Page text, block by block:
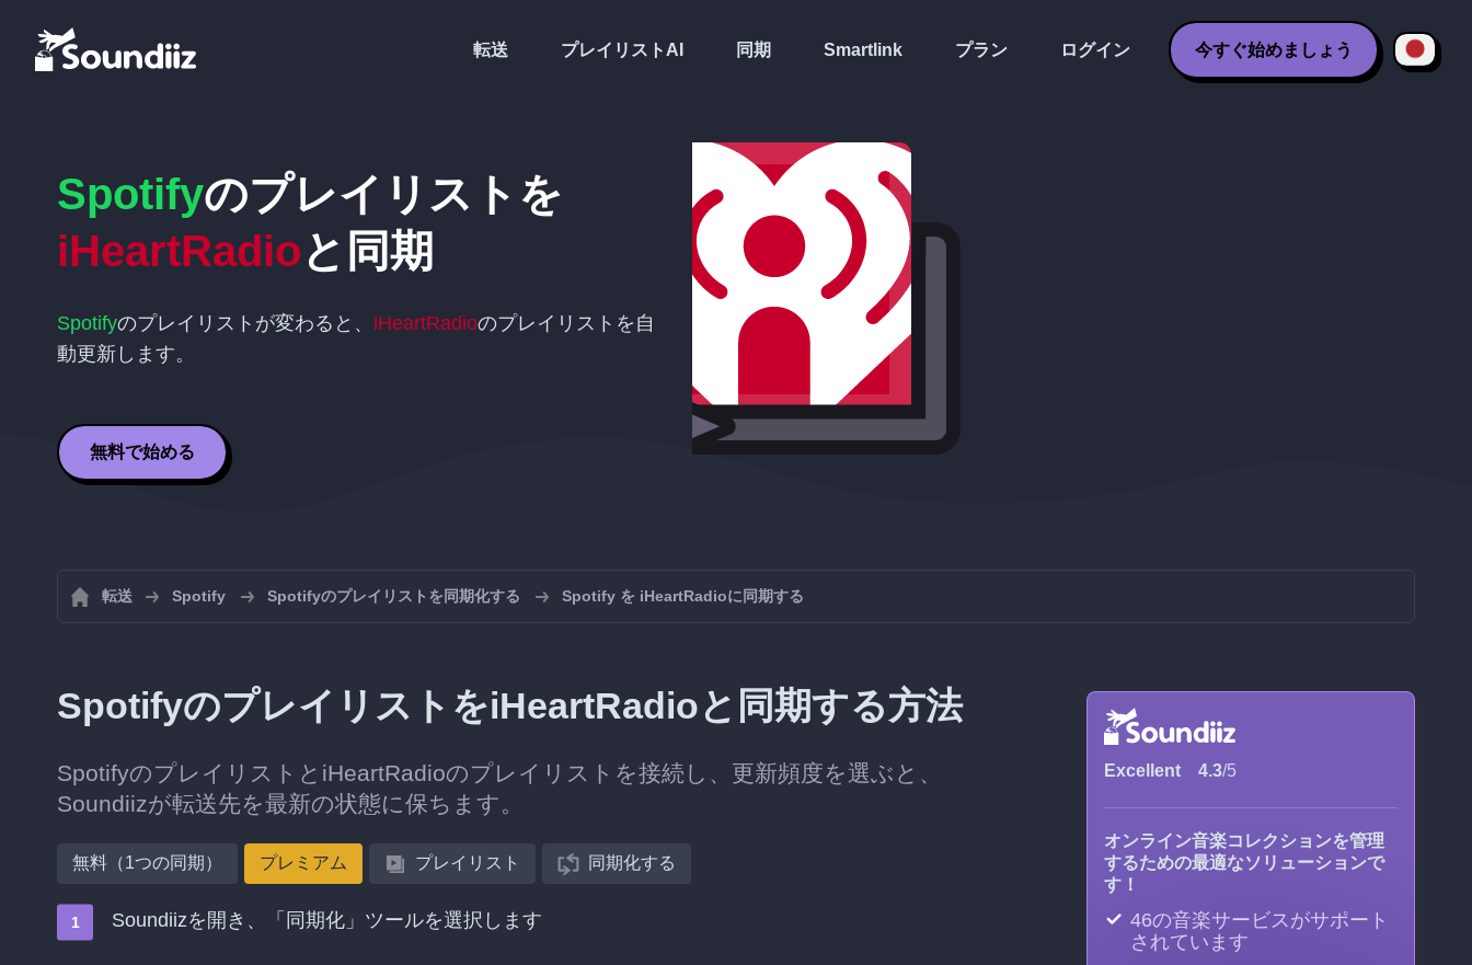
転送 プレイリストAI 同期 Smartlink プラン ログイン 今すぐ始めましょう
Spotifyのプレイリストを
iHeartRadioと同期
Spotifyのプレイリストが変わると、 iHeartRadioのプレイリストを自
動更新します。
無料で始める
転送 Spotify Spotifyのプレイリストを同期化する Spotify を iHeartRadioに同期する
SpotifyのプレイリストをiHeartRadioと同期する方法
SpotifyのプレイリストとiHeartRadioのプレイリストを接続し、更新頻度を選ぶと、
Soundiizが転送先を最新の状態に保ちます。
無料（1つの同期） プレミアム プレイリスト 同期化する
Soundiizを開き、「同期化」ツールを選択します
Excellent 4.3/5
オンライン音楽コレクションを管理
するための最適なソリューションで
す！
46の音楽サービスがサポート
されています